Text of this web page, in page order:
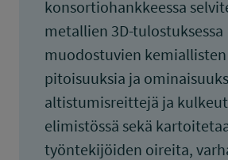
konsortiohankkeessa
metallien 3D-tulostuksessa
muodostuvien
pitoisuuksia ja
altistumisreittejä ja
elimistössä sekä
työntekijöiden oireita,